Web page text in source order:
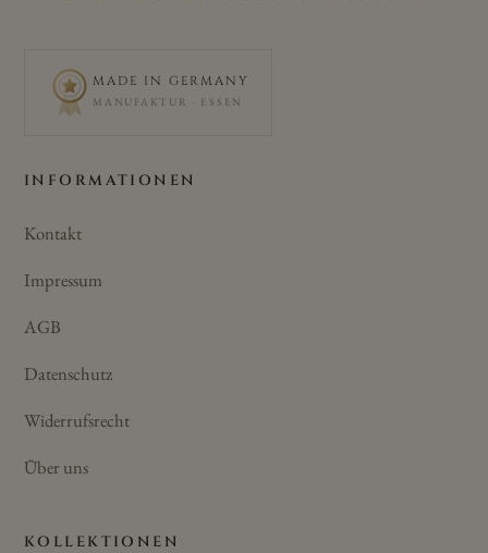
MADE IN GERMANY
MANUFAKTUR · ESSEN
INFORMATIONEN
Kontakt
Impressum
AGB
Datenschutz
Widerrufsrecht
Über uns
KOLLEKTIONEN